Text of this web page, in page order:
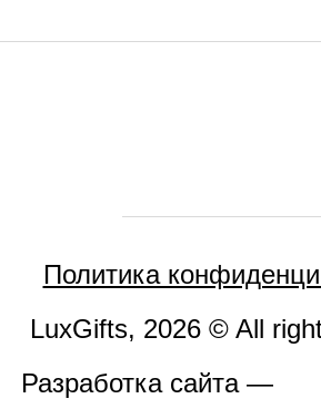
Политика
LuxGifts, 2026 © All
Разработка сайта —